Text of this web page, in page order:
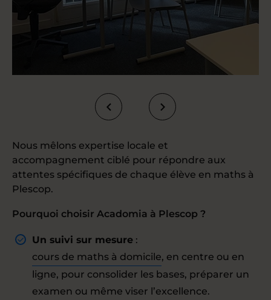
Nous mêlons expertise locale et
accompagnement ciblé pour répondre aux
attentes spécifiques de chaque élève en maths à
Plescop.
Pourquoi choisir Acadomia à Plescop ?
Un suivi sur mesure :
cours de maths à domicile, en centre ou en
ligne, pour consolider les bases, préparer un
examen ou même viser l’excellence.